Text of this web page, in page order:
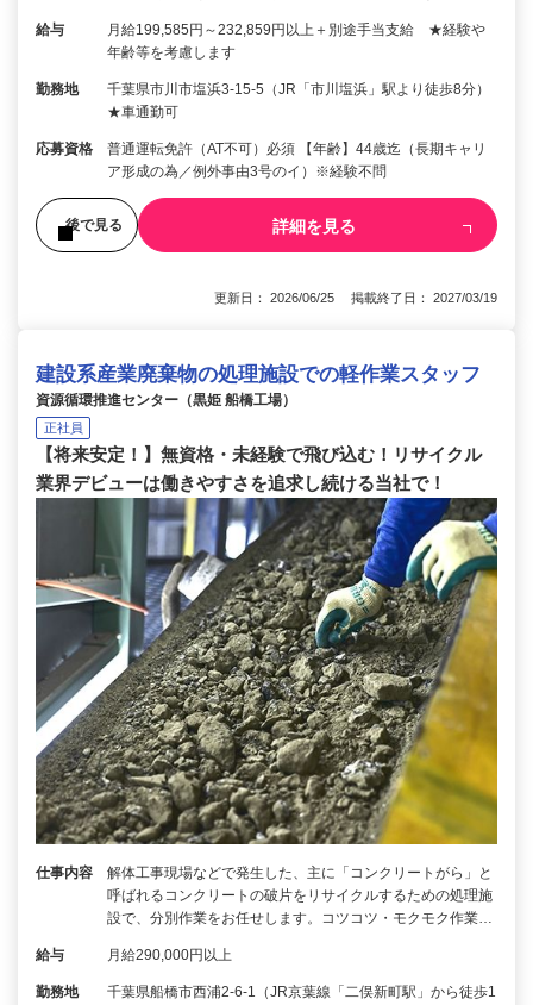
給与
月給199,585円～232,859円以上＋別途手当支給 ★経験や
年齢等を考慮します
勤務地
千葉県市川市塩浜3-15-5（JR「市川塩浜」駅より徒歩8分）
★車通勤可
応募資格
普通運転免許（AT不可）必須 【年齢】44歳迄（長期キャリ
ア形成の為／例外事由3号のイ）※経験不問
後で見る 詳細を見る
更新日： 2026/06/25 掲載終了日： 2027/03/19
建設系産業廃棄物の処理施設での軽作業スタッフ
資源循環推進センター（黒姫 船橋工場）
正社員
【将来安定！】無資格・未経験で飛び込む！リサイクル
業界デビューは働きやすさを追求し続ける当社で！
仕事内容
解体工事現場などで発生した、主に「コンクリートがら」と
呼ばれるコンクリートの破片をリサイクルするための処理施
設で、分別作業をお任せします。コツコツ・モクモク作業…
給与 月給290,000円以上
勤務地
千葉県船橋市西浦2-6-1（JR京葉線「二俣新町駅」から徒歩1